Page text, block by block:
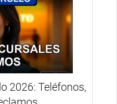
2026: Teléfonos,